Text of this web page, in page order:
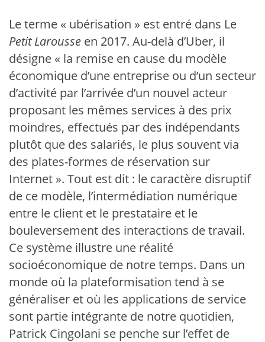
Le terme « ubérisation » est entré dans Le
Petit Larousse en 2017. Au-delà d’Uber, il
désigne « la remise en cause du modèle
économique d’une entreprise ou d’un secteur
d’activité par l’arrivée d’un nouvel acteur
proposant les mêmes services à des prix
moindres, effectués par des indépendants
plutôt que des salariés, le plus souvent via
des plates-formes de réservation sur
Internet ». Tout est dit : le caractère disruptif
de ce modèle, l’intermédiation numérique
entre le client et le prestataire et le
bouleversement des interactions de travail.
Ce système illustre une réalité
socioéconomique de notre temps. Dans un
monde où la plateformisation tend à se
généraliser et où les applications de service
sont partie intégrante de notre quotidien,
Patrick Cingolani se penche sur l’effet de